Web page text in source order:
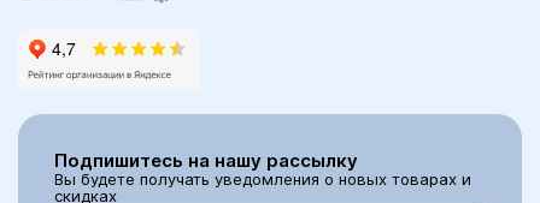
Подпишитесь на нашу рассылку
Вы будете получать уведомления о новых товарах и
скидках